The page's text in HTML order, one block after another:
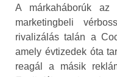
A márkaháborúk az
marketingbeli
rivalizálás talán a
amely évtizedek óta
reagál a másik